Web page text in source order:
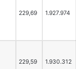
229,69 1.927.974
229,59 1.930.312